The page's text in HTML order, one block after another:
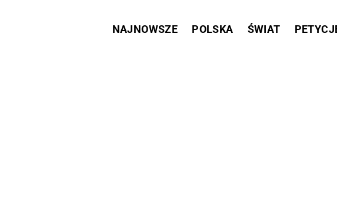
NAJNOWSZE POLSKA ŚWIAT